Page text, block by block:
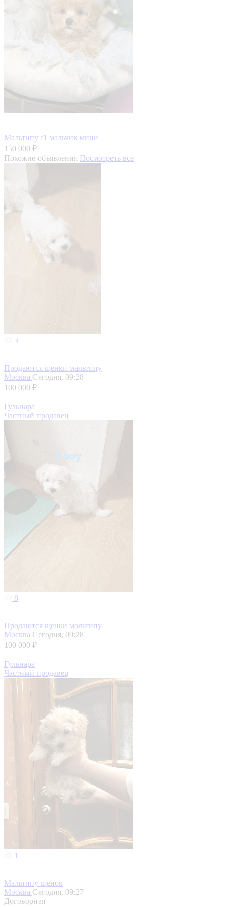
Мальтипу f1 мальчик мини
150 000 ₽
Похожие объявления Посмотреть все
3
Продаются щенки мальтипу
Москва Сегодня, 09:28
100 000 ₽
Гульнара
Частный продавец
8
Продаются щенки мальтипу
Москва Сегодня, 09:28
100 000 ₽
Гульнара
Частный продавец
1
Мальтипу щенок
Москва Сегодня, 09:27
Договорная